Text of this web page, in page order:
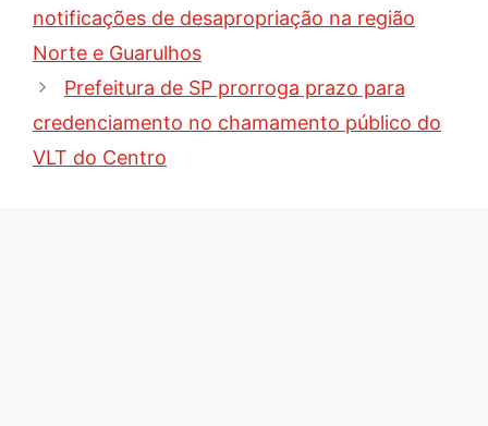
notificações de desapropriação na região
Norte e Guarulhos
Prefeitura de SP prorroga prazo para
credenciamento no chamamento público do
VLT do Centro